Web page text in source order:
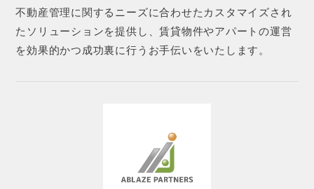
不動産管理に関するニーズに合わせたカスタマイズされ
たソリューションを提供し、賃貸物件やアパートの運営
を効果的かつ成功裏に行うお手伝いをいたします。